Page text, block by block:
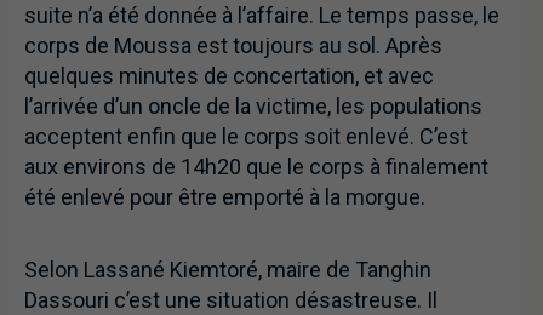
suite n’a été donnée à l’affaire. Le temps passe, le
corps de Moussa est toujours au sol. Après
quelques minutes de concertation, et avec
l’arrivée d’un oncle de la victime, les populations
acceptent enfin que le corps soit enlevé. C’est
aux environs de 14h20 que le corps à finalement
été enlevé pour être emporté à la morgue.
Selon Lassané Kiemtoré, maire de Tanghin
Dassouri c’est une situation désastreuse. Il